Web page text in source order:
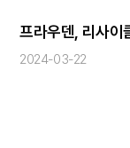
프라우덴, 리사이
2024-03-22